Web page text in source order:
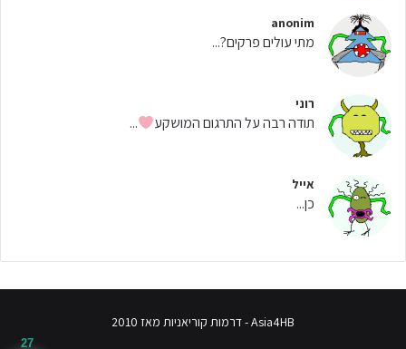
anonim
מתי עולים פרקים?...
רוני
תודה רבה על התרגום המושקע ...
אייל
כן...
Asia4HB - דרמות קוריאניות מאז 2010
27